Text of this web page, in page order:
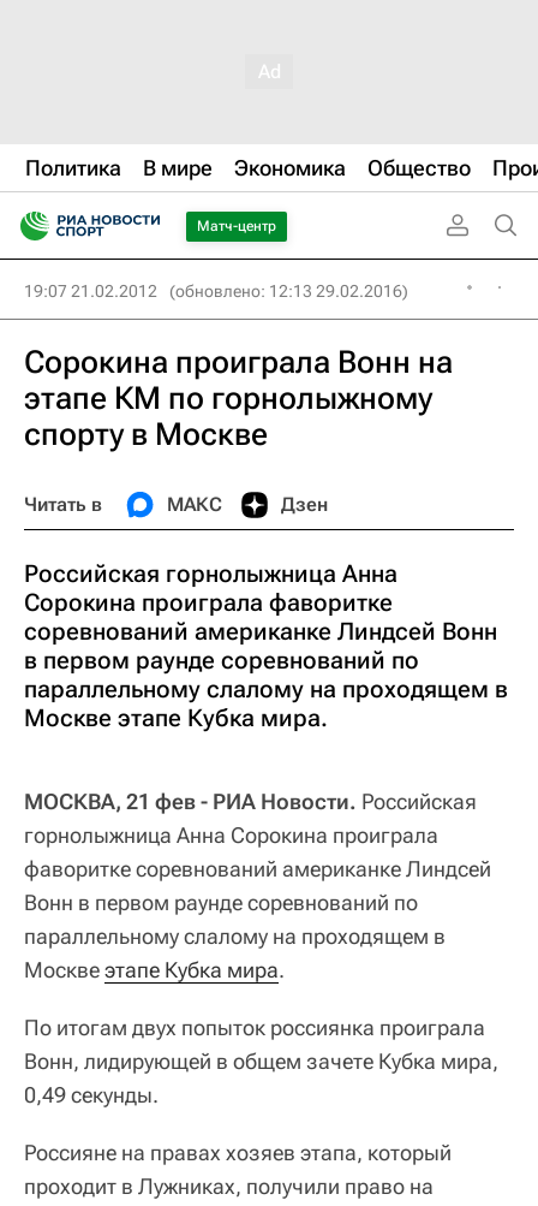
Политика В мире Экономика Общество
Матч-центр
19:07 21.02.2012 (обновлено: 12:13 29.02.2016)
Сорокина проиграла Вонн на
этапе КМ по горнолыжному
спорту в Москве
Читать в МАКС Дзен
Российская горнолыжница Анна
Сорокина проиграла фаворитке
соревнований американке Линдсей Вонн
в первом раунде соревнований по
параллельному слалому на проходящем в
Москве этапе Кубка мира.
МОСКВА, 21 фев - РИА Новости. Российская
горнолыжница Анна Сорокина проиграла
фаворитке соревнований американке Линдсей
Вонн в первом раунде соревнований по
параллельному слалому на проходящем в
Москвеэтапе Кубка мира.
По итогам двух попыток россиянка проиграла
Вонн, лидирующей в общем зачете Кубка мира,
0,49 секунды.
Россияне на правах хозяев этапа, который
проходит в Лужниках, получили право на